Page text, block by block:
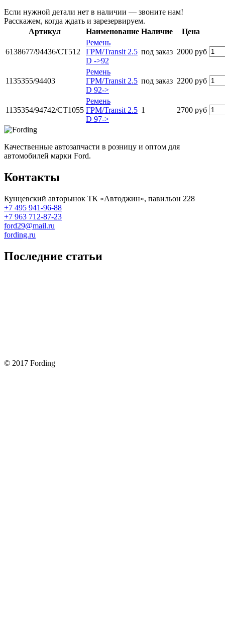
Если нужной детали нет в наличии — звоните нам!
Расскажем, когда ждать и зарезервируем.
Артикул
Наименование Наличие Цена
6138677/94436/CT512
Ремень
ГРМ/Transit 2.5
D ->92
под заказ 2000 руб
1135355/94403
Ремень
ГРМ/Transit 2.5
D 92->
под заказ 2200 руб
1135354/94742/CT1055
Ремень
ГРМ/Transit 2.5
D 97->
1 2700 руб
Качественные автозапчасти в розницу и оптом для
автомобилей марки Ford.
Контакты
Кунцевский авторынок ТК «Автоджин», павильон 228
+7 495 941-96-88
+7 963 712-87-23
ford29@mail.ru
fording.ru
Последние статьи
© 2017 Fording